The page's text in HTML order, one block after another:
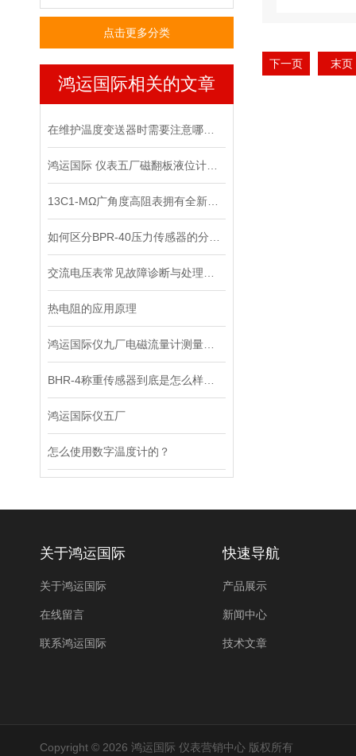
点击更多分类
鸿运国际相关的文章
热电阻的应用原理
鸿运国际仪五厂
怎么使用数字温度计的？
下一页 末页
关于鸿运国际
关于鸿运国际
在线留言
联系鸿运国际
快速导航
产品展示
新闻中心
技术文章
Copyright © 2026 鸿运国际 仪表营销中心 版权所有